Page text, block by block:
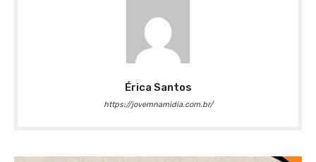
Érica Santos
https://jovemnamidia.com.br/